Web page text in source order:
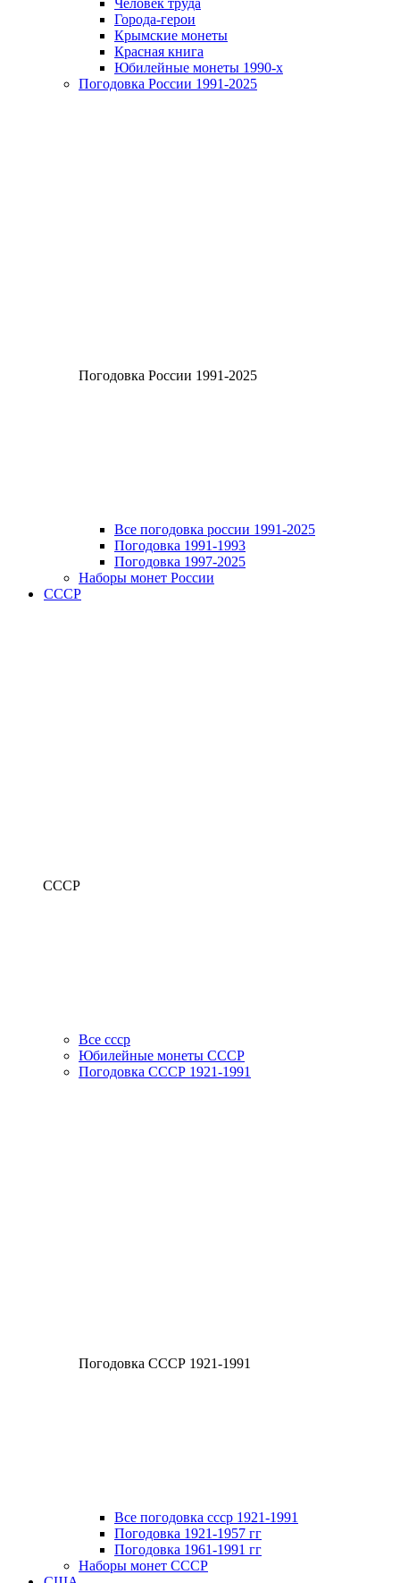
Человек труда
Города-герои
Крымские монеты
Красная книга
Юбилейные монеты 1990-х
Погодовка России 1991-2025
Погодовка России 1991-2025
Все погодовка россии 1991-2025
Погодовка 1991-1993
Погодовка 1997-2025
Наборы монет России
СССР
СССР
Все ссср
Юбилейные монеты СССР
Погодовка СССР 1921-1991
Погодовка СССР 1921-1991
Все погодовка ссср 1921-1991
Погодовка 1921-1957 гг
Погодовка 1961-1991 гг
Наборы монет СССР